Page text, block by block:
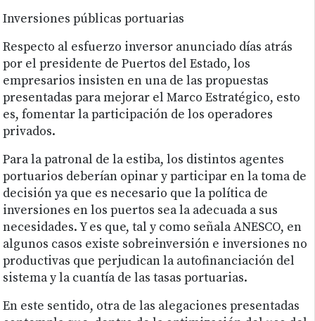
Inversiones públicas portuarias
Respecto al esfuerzo inversor anunciado días atrás
por el presidente de Puertos del Estado, los
empresarios insisten en una de las propuestas
presentadas para mejorar el Marco Estratégico, esto
es, fomentar la participación de los operadores
privados.
Para la patronal de la estiba, los distintos agentes
portuarios deberían opinar y participar en la toma de
decisión ya que es necesario que la política de
inversiones en los puertos sea la adecuada a sus
necesidades. Y es que, tal y como señala ANESCO, en
algunos casos existe sobreinversión e inversiones no
productivas que perjudican la autofinanciación del
sistema y la cuantía de las tasas portuarias.
En este sentido, otra de las alegaciones presentadas